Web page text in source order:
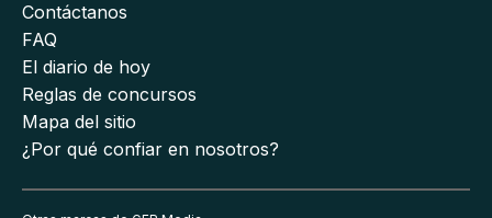
Contáctanos
FAQ
El diario de hoy
Reglas de concursos
Mapa del sitio
¿Por qué confiar en nosotros?